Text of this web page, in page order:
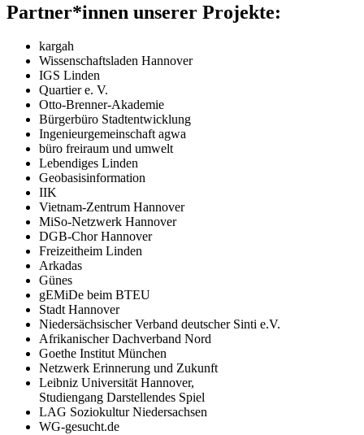
Partner*innen unserer Projekte:
kargah
Wissenschaftsladen Hannover
IGS Linden
Quartier e. V.
Otto-Brenner-Akademie
Bürgerbüro Stadtentwicklung
Ingenieurgemeinschaft agwa
büro freiraum und umwelt
Lebendiges Linden
Geobasisinformation
IIK
Vietnam-Zentrum Hannover
MiSo-Netzwerk Hannover
DGB-Chor Hannover
Freizeitheim Linden
Arkadas
Günes
gEMiDe beim BTEU
Stadt Hannover
Niedersächsischer Verband deutscher Sinti e.V.
Afrikanischer Dachverband Nord
Goethe Institut München
Netzwerk Erinnerung und Zukunft
Leibniz Universität Hannover,
Studiengang Darstellendes Spiel
LAG Soziokultur Niedersachsen
WG-gesucht.de